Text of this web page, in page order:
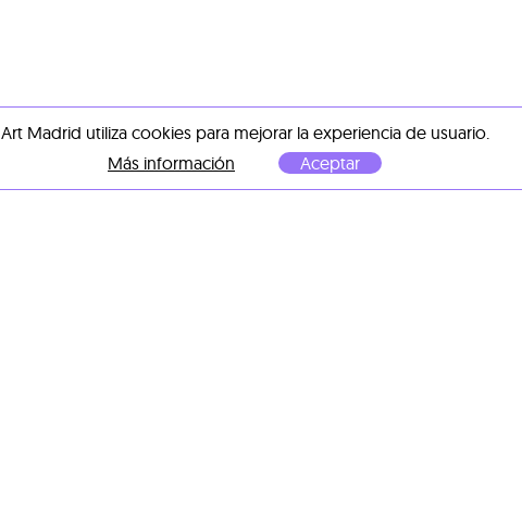
Art Madrid utiliza cookies para mejorar la experiencia de usuario.
Más información
Aceptar